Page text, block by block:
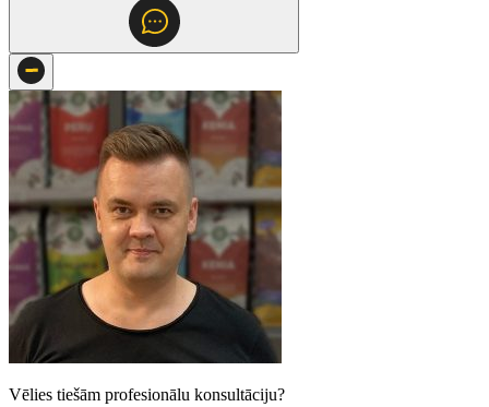
Vēlies tiešām profesionālu konsultāciju?